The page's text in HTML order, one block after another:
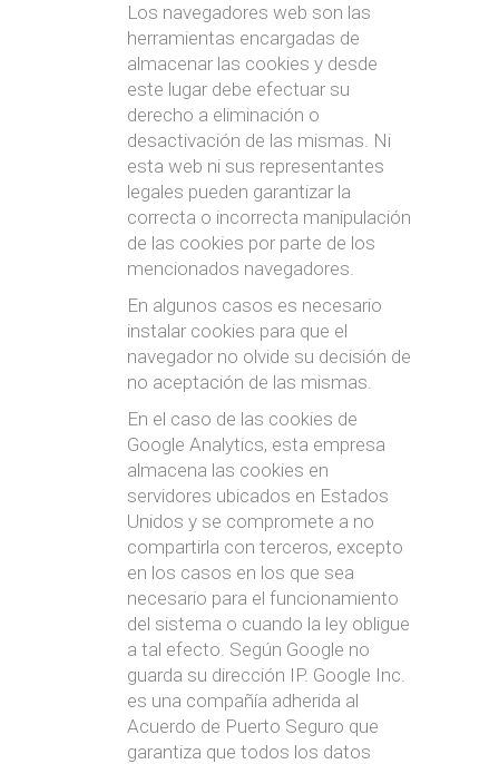
Los navegadores web son las
herramientas encargadas de
almacenar las cookies y desde
este lugar debe efectuar su
derecho a eliminación o
desactivación de las mismas. Ni
esta web ni sus representantes
legales pueden garantizar la
correcta o incorrecta manipulación
de las cookies por parte de los
mencionados navegadores.
En algunos casos es necesario
instalar cookies para que el
navegador no olvide su decisión de
no aceptación de las mismas.
En el caso de las cookies de
Google Analytics, esta empresa
almacena las cookies en
servidores ubicados en Estados
Unidos y se compromete a no
compartirla con terceros, excepto
en los casos en los que sea
necesario para el funcionamiento
del sistema o cuando la ley obligue
a tal efecto. Según Google no
guarda su dirección IP. Google Inc.
es una compañía adherida al
Acuerdo de Puerto Seguro que
garantiza que todos los datos